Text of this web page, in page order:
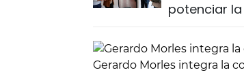
potenciar
Gerardo Morles integra la